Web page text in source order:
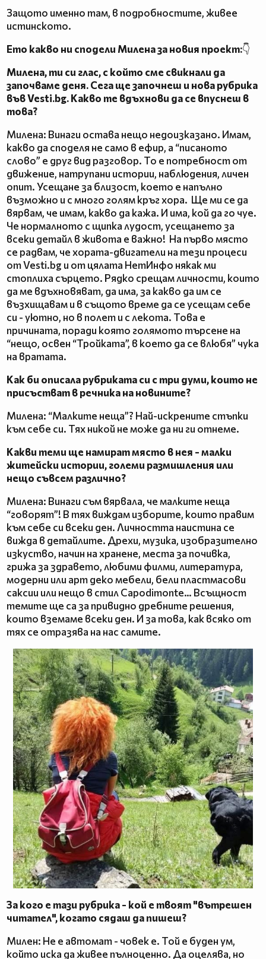
Защото именно там, в подробностите, живее
истинското.
Ето какво ни сподели Милена за новия проект:👇
Милена, ти си глас, с който сме свикнали да
започваме деня. Сега ще започнеш и нова рубрика
във Vesti.bg. Какво те вдъхнови да се впуснеш в
това?
Милена: Винаги остава нещо недоизказано. Имам,
какво да споделя не само в ефир, а “писаното
слово” е друг вид разговор. То е потребност от
движение, натрупани истории, наблюдения, личен
опит. Усещане за близост, което е напълно
възможно и с много голям кръг хора. Ще ми се да
вярвам, че имам, какво да кажа. И има, кой да го чуе.
Че нормалното с щипка лудост, усещането за
всеки детайл в живота е важно! На първо място
се радвам, че хората-двигатели на тези процеси
от Vesti.bg и от цялата НетИнфо някак ми
стоплиха сърцето. Рядко срещам личности, които
да ме вдъхновяват, да има, за какво да им се
възхищавам и в същото време да се усещам себе
си - уютно, но в полет и с лекота. Това е
причината, поради която голямото търсене на
“нещо, освен “Тройката”, в което да се влюбя” чука
на вратата.
Как би описала рубриката си с три думи, които не
присъстват в речника на новините?
Милена: “Малките неща”? Най-искрените стъпки
към себе си. Тях никой не може да ни ги отнеме.
Какви теми ще намират място в нея - малки
житейски истории, големи размишления или
нещо съвсем различно?
Милена: Винаги съм вярвала, че малките неща
“говорят”! В тях виждам изборите, които правим
към себе си всеки ден. Личността наистина се
вижда в детайлите. Дрехи, музика, изобразително
изкуство, начин на хранене, места за почивка,
грижа за здравето, любими филми, литература,
модерни или арт деко мебели, бели пластмасови
саксии или нещо в стил Capodimonte… Всъщност
темите ще са за привидно дребните решения,
които вземаме всеки ден. И за това, как всяко от
тях се отразява на нас самите.
За кого е тази рубрика - кой е твоят "вътрешен
читател", когато сядаш да пишеш?
Милен: Не е автомат - човек е. Той е буден ум,
който иска да живее пълноценно. Да оцелява, но